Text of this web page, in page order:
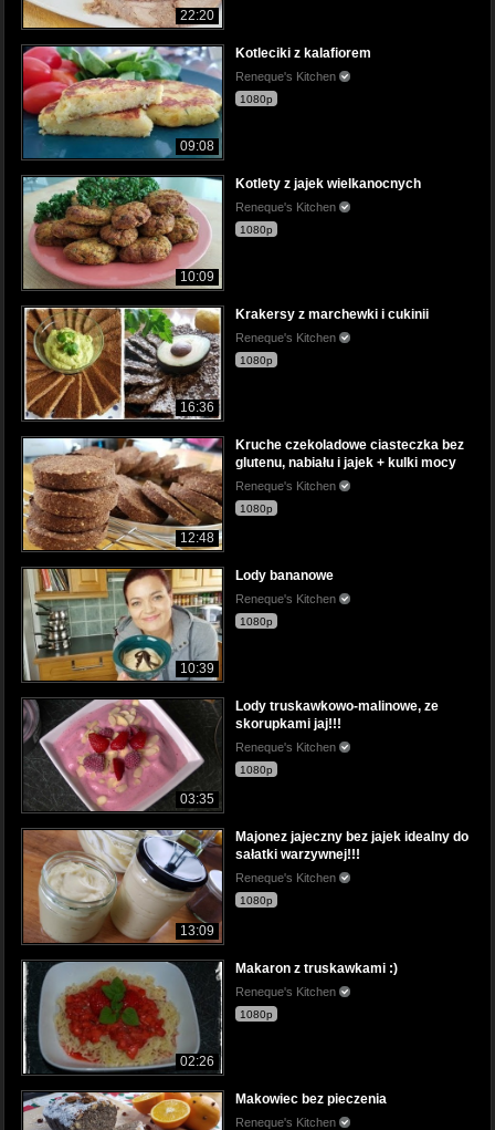
22:20
09:08
Kotleciki z kalafiorem
Reneque's Kitchen
1080p
10:09
Kotlety z jajek wielkanocnych
Reneque's Kitchen
1080p
16:36
Krakersy z marchewki i cukinii
Reneque's Kitchen
1080p
12:48
Kruche czekoladowe ciasteczka bez
glutenu, nabiału i jajek + kulki mocy
Reneque's Kitchen
1080p
10:39
Lody bananowe
Reneque's Kitchen
1080p
03:35
Lody truskawkowo-malinowe, ze
skorupkami jaj!!!
Reneque's Kitchen
1080p
13:09
Majonez jajeczny bez jajek idealny do
sałatki warzywnej!!!
Reneque's Kitchen
1080p
02:26
Makaron z truskawkami :)
Reneque's Kitchen
1080p
Makowiec bez pieczenia
Reneque's Kitchen